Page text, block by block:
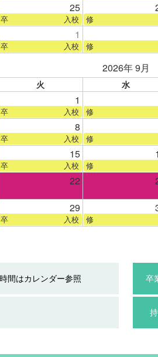
25
卒 入校 修
1
卒 入校 修
2026年 9月
火 水
1
卒 入校 修
8
卒 入校 修
15
卒 入校 修
22
29
卒 入校 修
間はカレンダー参照 卒